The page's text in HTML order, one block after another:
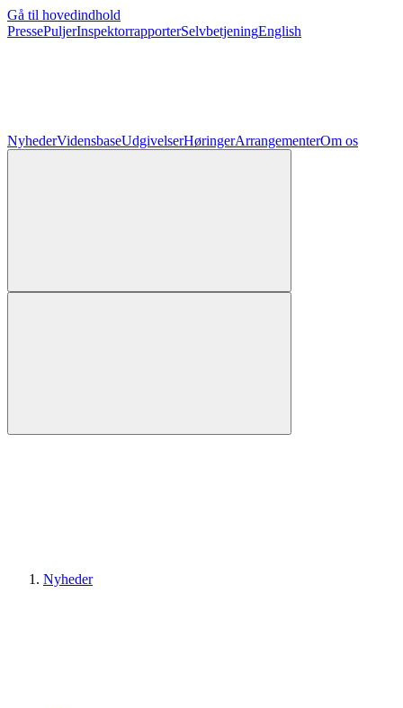
Gå til hovedindhold
PressePuljerInspektorrapporterSelvbetjeningEnglish
NyhederVidensbaseUdgivelserHøringerArrangementerOm os
Nyheder